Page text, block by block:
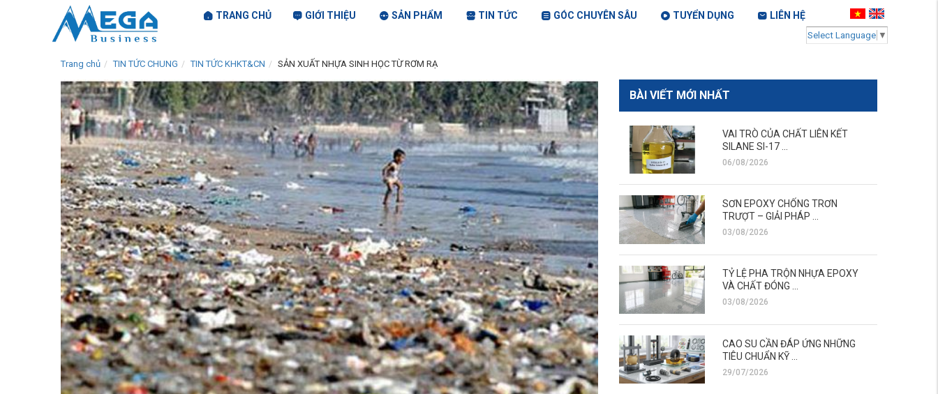
TRANG CHỦ GIỚI THIỆU SẢN PHẨM TIN TỨC GÓC CHUYÊN SÂU TUYỂN DỤNG LIÊN HỆ
Select Language ▼
Trang chủ TIN TỨC CHUNG TIN TỨC KHKT&CN SẢN XUẤT NHỰA SINH HỌC TỪ RƠM RẠ
BÀI VIẾT MỚI NHẤT
VAI TRÒ CỦA CHẤT LIÊN KẾT
SILANE SI-17 ...
06/08/2026
SƠN EPOXY CHỐNG TRƠN
TRƯỢT – GIẢI PHÁP ...
03/08/2026
TỶ LỆ PHA TRỘN NHỰA EPOXY
VÀ CHẤT ĐÓNG ...
03/08/2026
CAO SU CẦN ĐÁP ỨNG NHỮNG
TIÊU CHUẨN KỸ ...
29/07/2026